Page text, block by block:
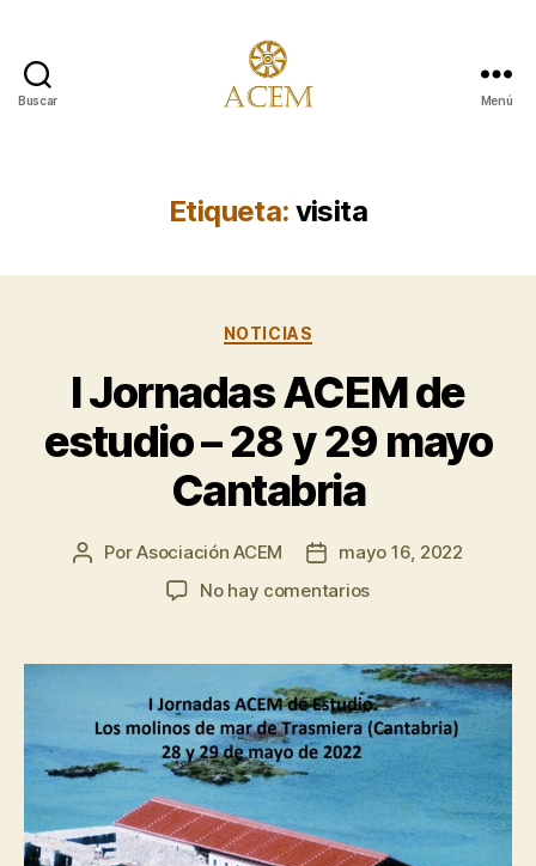
Buscar
Conservación
y
de
Molinos
Menú
Etiqueta: visita
Categorías
NOTICIAS
I Jornadas ACEM de
estudio – 28 y 29 mayo
Cantabria
Autor
PorAsociación ACEM
Fecha
de
mayo 16, 2022
No hay comentariosen
ACEM
de
estudio
28
y
29
mayo